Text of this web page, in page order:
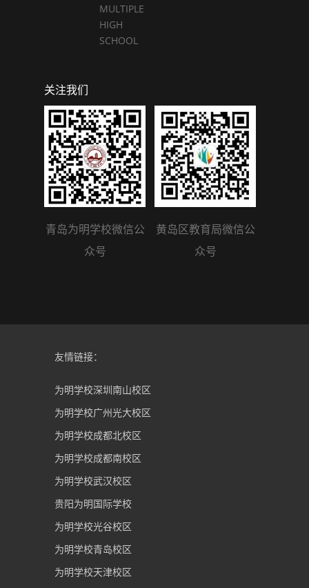
MULTIPLE
HIGH
SCHOOL
关注我们
青岛为明学校微信公
众号
黄岛区教育局微信公
众号
友情链接：
为明学校深圳南山校区
为明学校广州光大校区
为明学校成都北校区
为明学校成都南校区
为明学校武汉校区
贵阳为明国际学校
为明学校光谷校区
为明学校青岛校区
为明学校天津校区